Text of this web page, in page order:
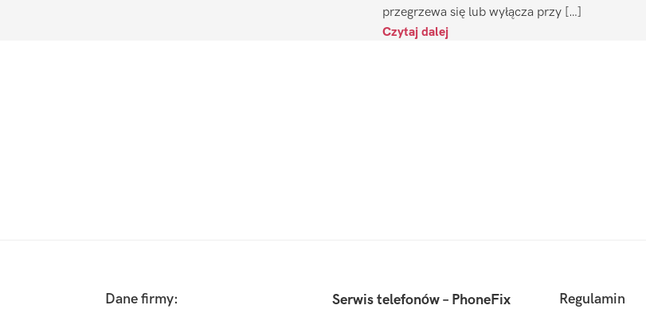
przegrzewa się lub wyłącza przy […]
Czytaj dalej
Dane firmy:
Serwis telefonów – PhoneFix
Regulamin